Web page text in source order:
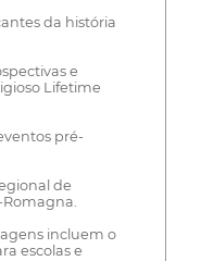
da história
e
Lifetime
pré-
de
Romagna.
incluem o
escolas e